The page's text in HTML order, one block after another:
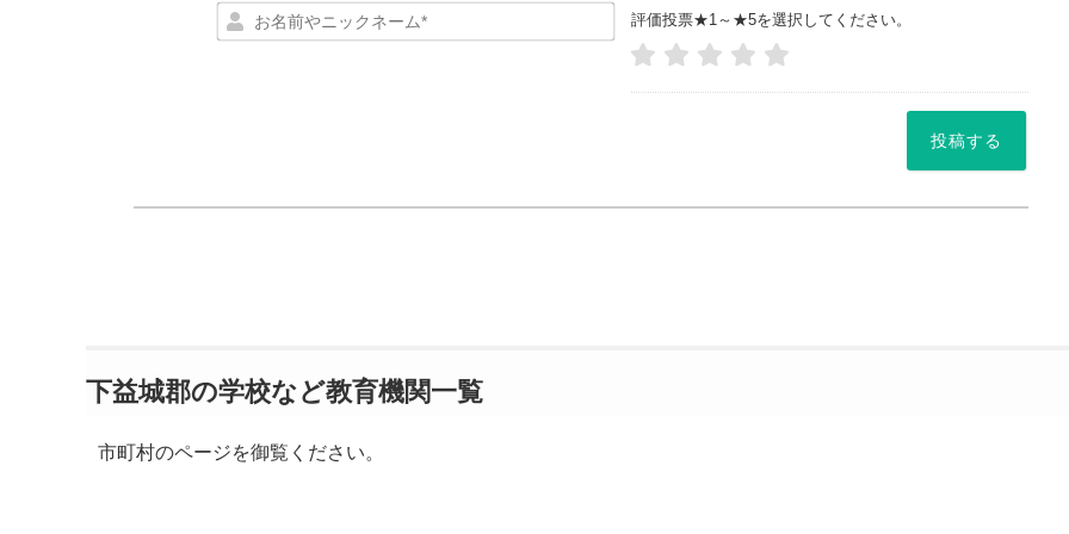
お
名
や
*
評価投票★1～★5を選択してください。
下益城郡の学校など教育機関一覧
市町村のページを御覧ください。